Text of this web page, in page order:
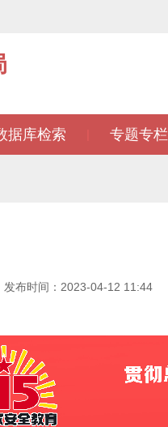
据库检索 专题专栏
发布时间：2023-04-12 11:44